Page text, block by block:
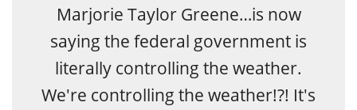
Marjorie Taylor Greene…is now
saying the federal government is
literally controlling the weather.
We're controlling the weather!?! It's